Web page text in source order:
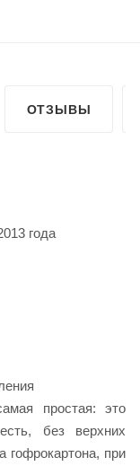
ОТЗЫВЫ
года
простая: это
без верхних
гофрокартона, при